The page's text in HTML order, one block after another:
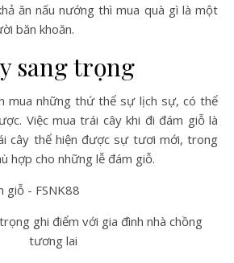
ăn nấu nướng thì mua quà gì là một
băn khoăn.
sang trọng
mua những thứ thể sự lịch sự, có thể
Việc mua trái cây khi đi đám giỗ là
cây thể hiện được sự tươi mới, trong
hợp cho những lễ đám giỗ.
ghi điểm với gia đình nhà chồng
tương lai